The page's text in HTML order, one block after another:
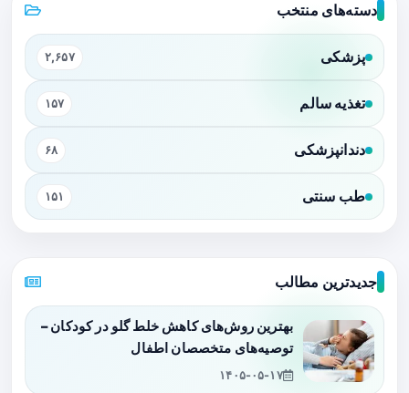
دسته‌های منتخب
پزشکی ۲,۶۵۷
تغذیه سالم ۱۵۷
دندانپزشکی ۶۸
طب سنتی ۱۵۱
جدیدترین مطالب
بهترین روش‌های کاهش خلط گلو در کودکان –
توصیه‌های متخصصان اطفال
۱۴۰۵-۰۵-۱۷